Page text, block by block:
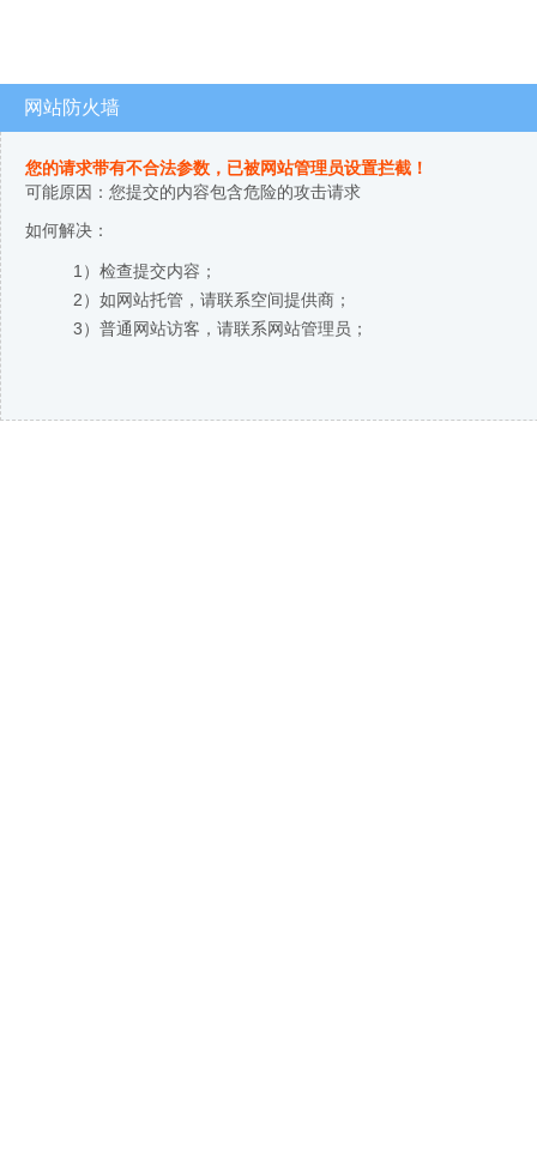
网站防火墙
您的请求带有不合法参数，已被网站管理员设置拦截！
可能原因：您提交的内容包含危险的攻击请求
如何解决：
1）检查提交内容；
2）如网站托管，请联系空间提供商；
3）普通网站访客，请联系网站管理员；